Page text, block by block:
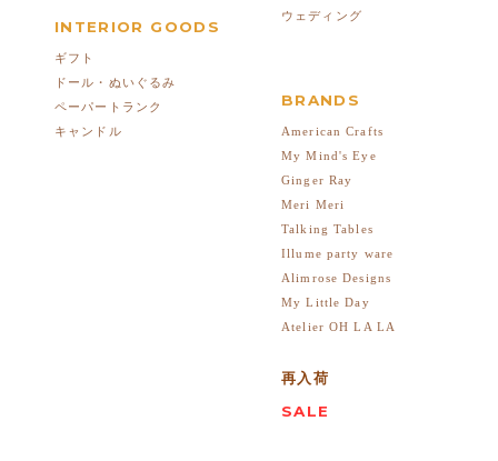
INTERIOR GOODS
ギフト
ドール・ぬいぐるみ
ペーパートランク
キャンドル
ウェディング
BRANDS
American Crafts
My Mind's Eye
Ginger Ray
Meri Meri
Talking Tables
Illume party ware
Alimrose Designs
My Little Day
Atelier OH LA LA
再入荷
SALE